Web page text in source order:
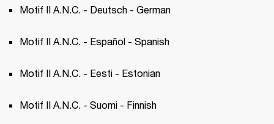
Motif II A.N.C. - Deutsch - German
Motif II A.N.C. - Español - Spanish
Motif II A.N.C. - Eesti - Estonian
Motif II A.N.C. - Suomi - Finnish